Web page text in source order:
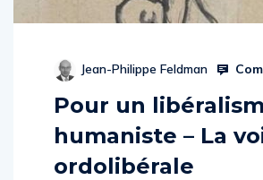
Jean-Philippe Feldman
Pour un
humaniste – La
ordolibérale